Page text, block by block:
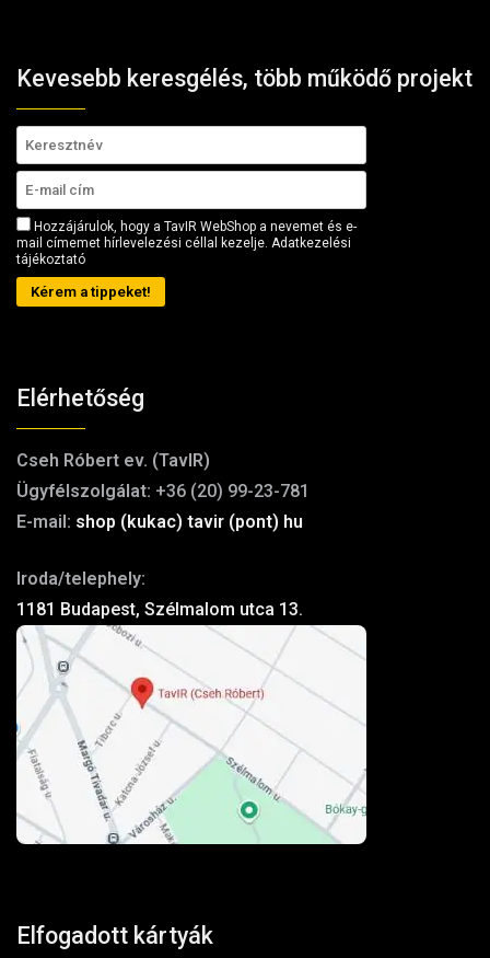
Kevesebb keresgélés, több működő projekt
Hozzájárulok, hogy a TavIR WebShop a nevemet és e-
mail címemet hírlevelezési céllal kezelje. Adatkezelési
tájékoztató
Kérem a tippeket!
Elérhetőség
Cseh Róbert ev. (TavIR)
Ügyfélszolgálat: +36 (20) 99-23-781
E-mail: shop (kukac) tavir (pont) hu
Iroda/telephely:
1181 Budapest, Szélmalom utca 13.
Elfogadott kártyák